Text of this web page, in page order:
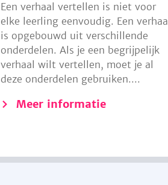
Een verhaal vertellen is niet voor
elke leerling eenvoudig. Een verhaal
is opgebouwd uit verschillende
onderdelen. Als je een begrijpelijk
verhaal wilt vertellen, moet je al
deze onderdelen gebruiken....
Meer informatie